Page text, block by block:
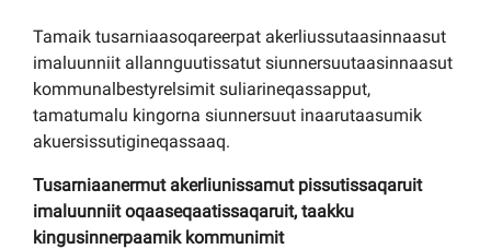
Tamaik tusarniaasoqareerpat akerliussutaasinnaasut
imaluunniit allannguutissatut siunnersuutaasinnaasut
kommunalbestyrelsimit suliarineqassapput,
tamatumalu kingorna siunnersuut inaarutaasumik
akuersissutigineqassaaq.
Tusarniaanermut akerliunissamut pissutissaqaruit
imaluunniit oqaaseqaatissaqaruit, taakku
kingusinnerpaamik kommunimit